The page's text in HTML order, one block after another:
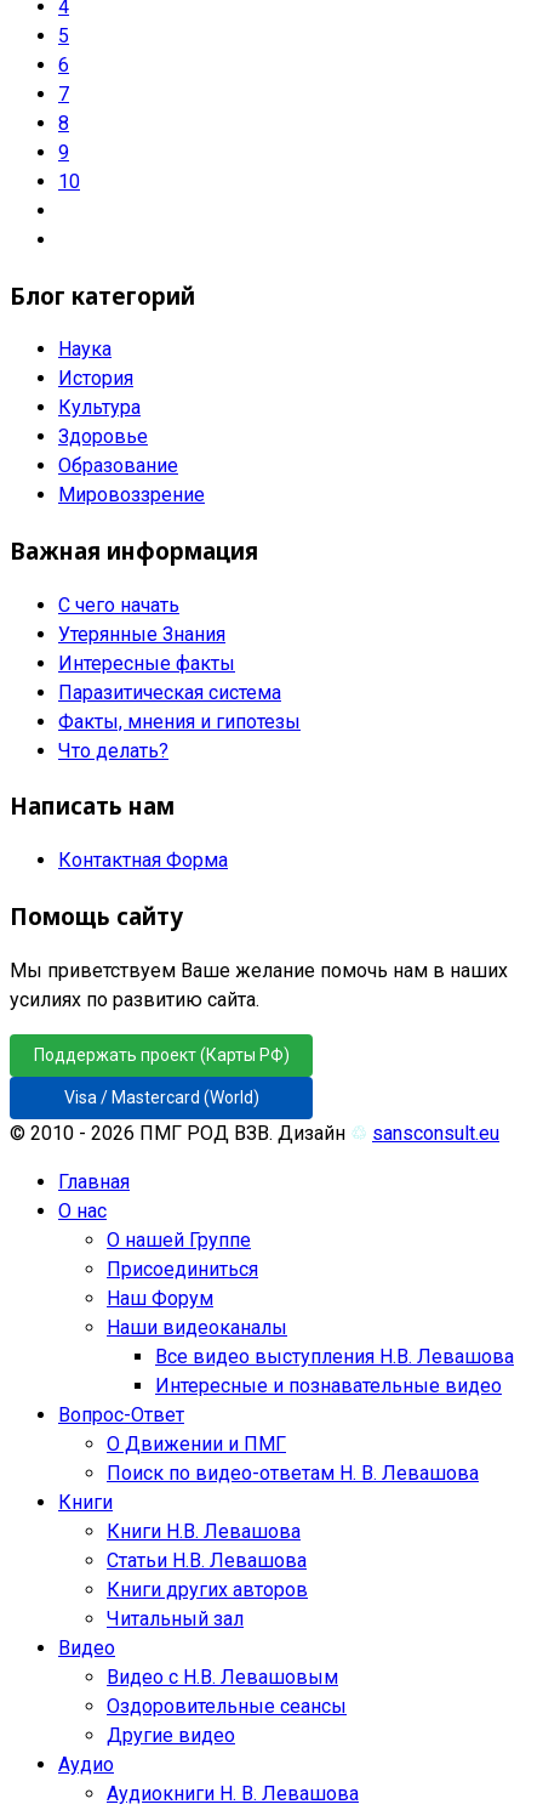
4
5
6
7
8
9
10
Блог категорий
Наука
История
Культура
Здоровье
Образование
Мировоззрение
Важная информация
С чего начать
Утерянные Знания
Интересные факты
Паразитическая система
Факты, мнения и гипотезы
Что делать?
Написать нам
Контактная Форма
Помощь сайту
Мы приветствуем Ваше желание помочь нам в наших
усилиях по развитию сайта.
Поддержать проект (Карты РФ)
Visa / Mastercard (World)
© 2010 - 2026 ПМГ РОД ВЗВ. Дизайн ♲ sansconsult.eu
Главная
О нас
О нашей Группе
Присоединиться
Наш Форум
Наши видеоканалы
Все видео выступления Н.В. Левашова
Интересные и познавательные видео
Вопрос-Ответ
О Движении и ПМГ
Поиск по видео-ответам Н. В. Левашова
Книги
Книги Н.В. Левашова
Статьи Н.В. Левашова
Книги других авторов
Читальный зал
Видео
Видео с Н.В. Левашовым
Оздоровительные сеансы
Другие видео
Аудио
Аудиокниги Н. В. Левашова